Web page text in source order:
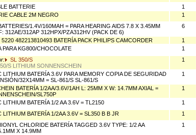
BATTERIE 1
CABLE 2M NEGRO 1
1.4V/160MAH = PARA HEARING AIDS 7.8 X 3.45MM
312AE/312AP 312HPX/PZA312HV (PACK DE 6)
6
5220 482213810493 BATERÍA PACK PHILIPS CAMCORDER 1
PARA KG800/CHOCOLATE 1
SL 350/S
S LITHIUM SONNENSCHEIN
1
LITHIUM BATERÍA 3.6V PARA MEMORY COPIA DE SEGURIDAD
32X14MM = SL-861/S SL-861/S
1
BATERÍA 1/2AA/3.6V/1AH L: 25MM X W: 14.7MM AXIAL =
SL750P
1
LITHIUM BATERÍA 1/2 AA 3.6V = TL2150 1
LITHIUM BATERÍA 1/2AA 3.6V = SL350 B B JR 1
CHLORIDE BATERÍA TAGGED 3.6V TYPE: 1/2 AA
X 14.9MM
1